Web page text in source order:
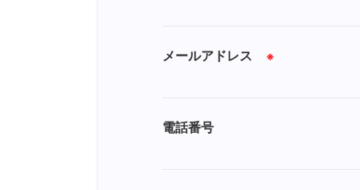
メールアドレス ※
電話番号